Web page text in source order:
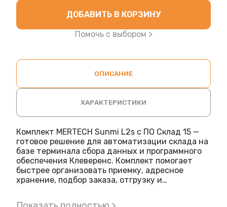
ДОБАВИТЬ В КОРЗИНУ
Помочь с выбором >
ОПИСАНИЕ
ХАРАКТЕРИСТИКИ
Комплект MERTECH Sunmi L2s с ПО Склад 15 —
готовое решение для автоматизации склада на
базе терминала сбора данных и программного
обеспечения Клеверенс. Комплект помогает
быстрее организовать приемку, адресное
хранение, подбор заказа, отгрузку и